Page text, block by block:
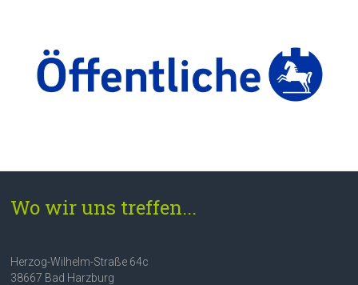
Wo wir uns treffen...
Herzog-Wilhelm-Straße 64c
38667 Bad Harzburg